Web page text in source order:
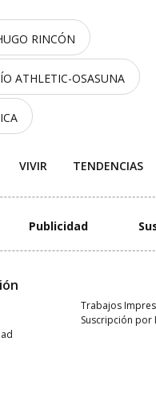
RINCÓN
ATHLETIC-OSASUNA
VIVIR TENDENCIAS
Publicidad
Trabajos
Suscripción por